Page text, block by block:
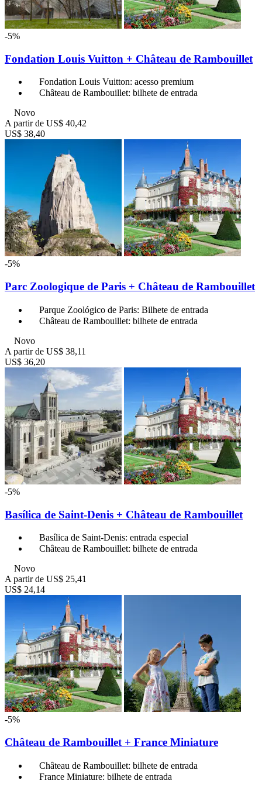
-5%
Fondation Louis Vuitton + Château de Rambouillet
Fondation Louis Vuitton: acesso premium
Château de Rambouillet: bilhete de entrada
Novo
A partir de US$ 40,42
US$ 38,40
-5%
Parc Zoologique de Paris + Château de Rambouillet
Parque Zoológico de Paris: Bilhete de entrada
Château de Rambouillet: bilhete de entrada
Novo
A partir de US$ 38,11
US$ 36,20
-5%
Basílica de Saint-Denis + Château de Rambouillet
Basílica de Saint-Denis: entrada especial
Château de Rambouillet: bilhete de entrada
Novo
A partir de US$ 25,41
US$ 24,14
-5%
Château de Rambouillet + France Miniature
Château de Rambouillet: bilhete de entrada
France Miniature: bilhete de entrada